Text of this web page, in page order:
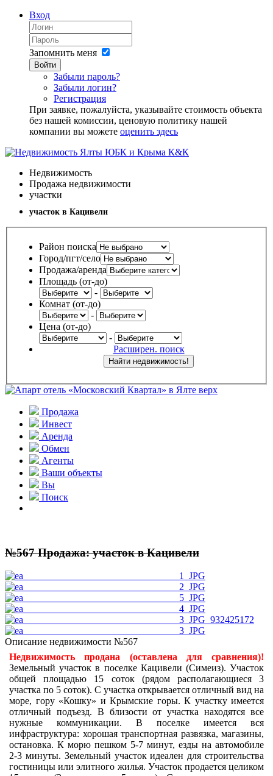
Вход
Запомнить меня
Войти
Забыли пароль?
Забыли логин?
Регистрация
При заявке, пожалуйста, указывайте стоимость объекта
без нашей комиссии, ценовую политику нашей
компании вы можете оценить здесь
Недвижимость
Продажа недвижимости
участки
участок в Кацивели
Район поиска
Город/пгт/село
Продажа/аренда
Площадь (от-до)
-
Комнат (от-до)
-
Цена (от-до)
-
Расширен. поиск
Продажа
Инвест
Аренда
Обмен
Агенты
Ваши объекты
Вы
Поиск
№567 Продажа: участок в Кацивели
Описание недвижимости №567
Недвижимость продана (оставлена для сравнения)!
Земельный участок в поселке Кацивели (Симеиз). Участок
общей площадью 15 соток (рядом располагающиеся 3
участка по 5 соток). С участка открывается отличный вид на
море, гору «Кошку» и Крымские горы. К участку имеется
отличный подъезд. В близости от участка находятся все
нужные коммуникации. В поселке имеется вся
инфраструктура: хорошая транспортная развязка, магазины,
остановка. К морю пешком 5-7 минут, езды на автомобиле
2-3 минуты. Земельный участок идеален для строительства
гостиницы или элитного жилья. Участок продается целиком